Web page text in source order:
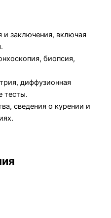
и заключения, включая
биопсия,
диффузионная
тесты.
сведения о курении и